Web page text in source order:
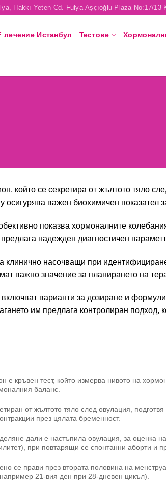
Hakkı Yeten Cd. Fulya-Aşçıoğlu Plaza No:17/13
лечение Истанбул Тестове
който се секретира от жълтото тяло
важен биохимичен показател
показва хормоналните
надежден диагностичен
насочващи при
важно значение за планирането на
варианти за дозиране и
им предлага контролиран
е кръвен тест, който измерва нивото на
баланс.
от жълтото тяло след овулация,
през цялата бременност.
дали е настъпила овулация, за оценка
при повтарящи се спонтанни аборти и
се прави през втората половина на
21-вия ден при 28-дневен цикъл).